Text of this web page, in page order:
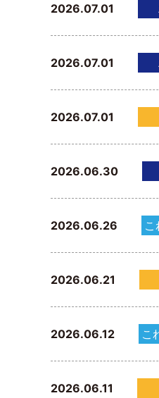
2026.07.01
2026.07.01
2026.07.01
2026.06.30
2026.06.26
2026.06.21
2026.06.12 こ
2026.06.11